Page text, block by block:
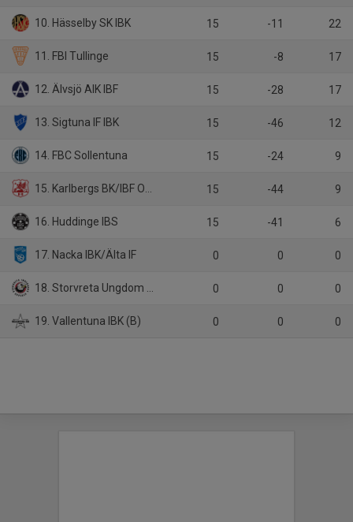
10. Hässelby SK IBK 15 -11 22
11. FBI Tullinge 15 -8 17
12. Älvsjö AIK IBF 15 -28 17
13. Sigtuna IF IBK 15 -46 12
14. FBC Sollentuna 15 -24 9
15. Karlbergs BK/IBF Offensiv Lidingö 15 -44 9
16. Huddinge IBS 15 -41 6
17. Nacka IBK/Älta IF 0 0 0
18. Storvreta Ungdom IBK 0 0 0
19. Vallentuna IBK (B) 0 0 0